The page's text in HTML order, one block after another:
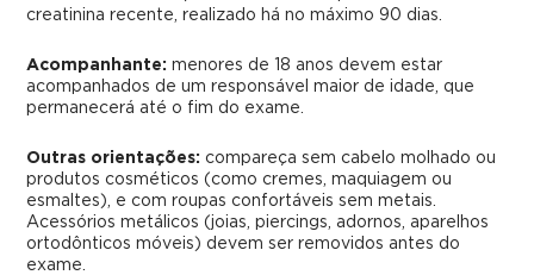
creatinina recente, realizado há no máximo 90 dias.
Acompanhante: menores de 18 anos devem estar
acompanhados de um responsável maior de idade, que
permanecerá até o fim do exame.
Outras orientações: compareça sem cabelo molhado ou
produtos cosméticos (como cremes, maquiagem ou
esmaltes), e com roupas confortáveis sem metais.
Acessórios metálicos (joias, piercings, adornos, aparelhos
ortodônticos móveis) devem ser removidos antes do
exame.